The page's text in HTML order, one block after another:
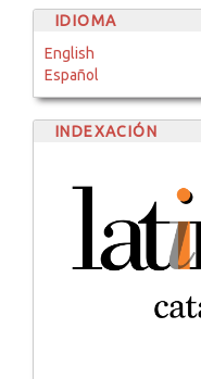
IDIOMA
English
Español
INDEXACIÓN